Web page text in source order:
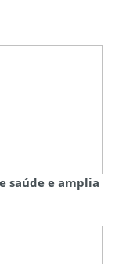
saúde e amplia